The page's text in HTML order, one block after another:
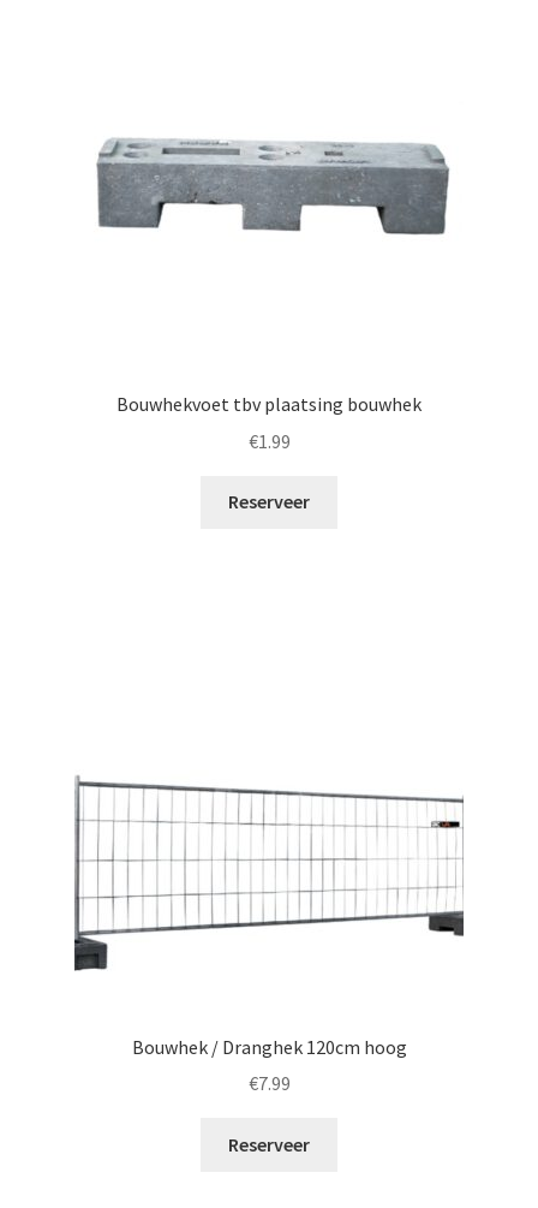
Bouwhekvoet tbv plaatsing bouwhek
€1.99
Reserveer
Bouwhek / Dranghek 120cm hoog
€7.99
Reserveer